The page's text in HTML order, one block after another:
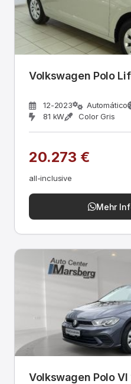
Volkswagen Polo
12-2023 Automático
81 kW
Color Gris
20.273 €
all-inclusive
Mehr
Volkswagen Polo VI